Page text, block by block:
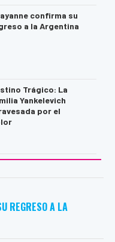
confirma su
a la Argentina
Trágico: La
Yankelevich
por el
REGRESO A LA